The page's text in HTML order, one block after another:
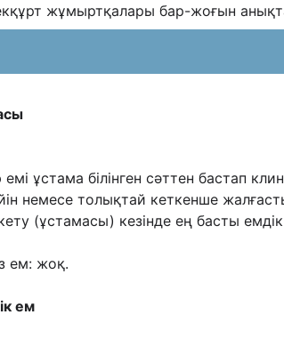
жұмыртқалары бар-жоғын
ұстама білінген сəттен бастап
немесе толықтай кеткенше
(ұстамасы) кезінде ең басты
ем: жоқ.
ем